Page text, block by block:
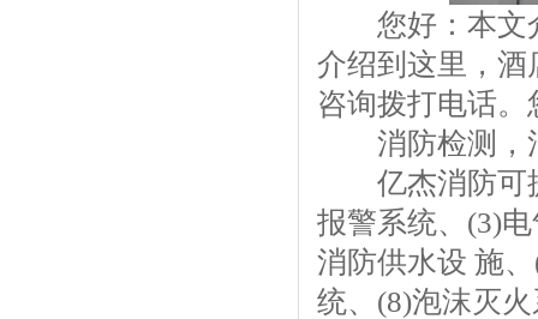
您好：本文介
介绍到这里， 酒
咨询拨打电话。
消防检测，消
亿杰消防可提
报警系统、(3)
消防供水设 施
统、(8)泡沫灭